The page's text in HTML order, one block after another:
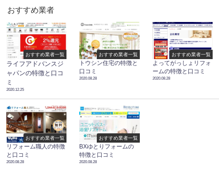
おすすめ業者
おすすめ業者一覧
ライフアドバンスジ
ャパンの特徴と口コ
ミ
2020.12.25
おすすめ業者一覧
トウシン住宅の特徴と
口コミ
2020.08.28
おすすめ業者一覧
よってがっしょリフォ
ームの特徴と口コミ
2020.08.28
おすすめ業者一覧
リフォーム職人の特徴
と口コミ
2020.08.28
おすすめ業者一覧
BXゆとりフォームの
特徴と口コミ
2020.08.28